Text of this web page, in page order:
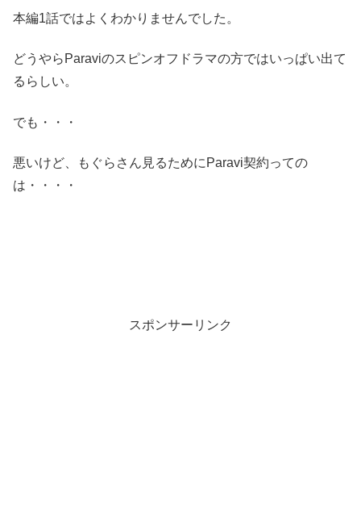
本編1話ではよくわかりませんでした。
どうやらParaviのスピンオフドラマの方ではいっぱい出て
るらしい。
でも・・・
悪いけど、もぐらさん見るためにParavi契約っての
は・・・・
スポンサーリンク